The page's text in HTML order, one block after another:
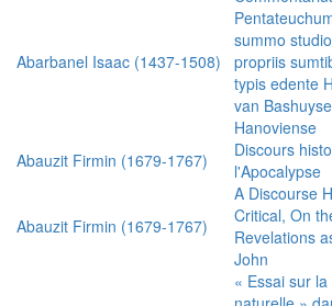
Abarbanel Isaac (1437-1508)
summo
propriis
typis edente
van
Hanoviense
Abauzit Firmin (1679-1767)
Discours
l'Apocalypse
Abauzit Firmin (1679-1767)
A Discourse
Critical, On
Revelations
John
« Essai sur